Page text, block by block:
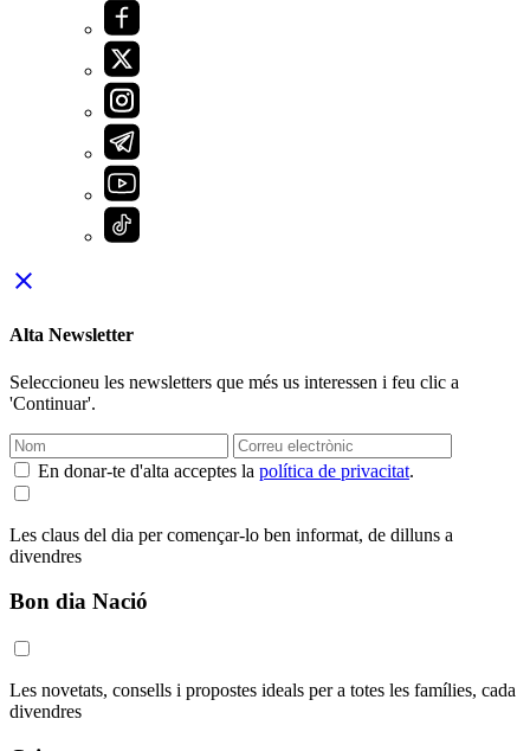
close
Alta Newsletter
Seleccioneu les newsletters que més us interessen i feu clic a
'Continuar'.
En donar-te d'alta acceptes la política de privacitat.
Les claus del dia per començar-lo ben informat, de dilluns a
divendres
Bon dia Nació
Les novetats, consells i propostes ideals per a totes les famílies, cada
divendres